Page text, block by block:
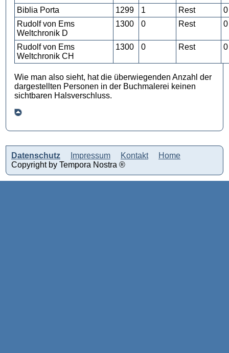
Biblia Porta
1299 1 Rest
0
Rudolf von Ems
Weltchronik D
1300 0 Rest 0
Rudolf von Ems
Weltchronik CH
1300 0 Rest 0
Wie man also sieht, hat die überwiegenden Anzahl der
dargestellten Personen in der Buchmalerei keinen
sichtbaren Halsverschluss.
Datenschutz Impressum Kontakt
Home
Copyright by Tempora Nostra ®